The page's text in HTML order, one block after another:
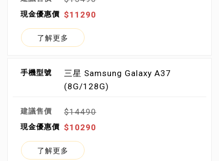
$11290
了解更多
三星 Samsung Galaxy A37
(8G/128G)
$14490
$10290
了解更多